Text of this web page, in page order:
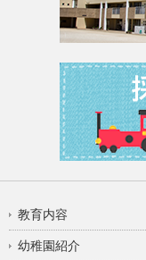
教育内容
幼稚園紹介